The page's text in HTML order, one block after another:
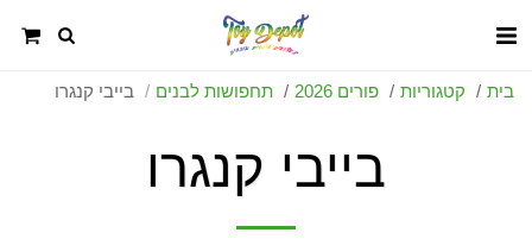
בית קטגוריות פורים 2026 תחפושות לבנים בייבי קנגרו
בייבי קנגרו